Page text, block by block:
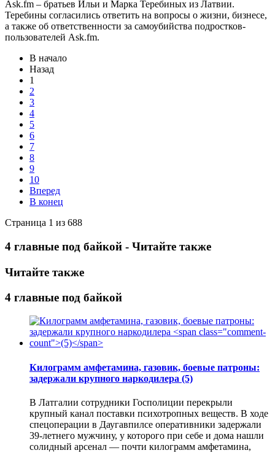
Ask.fm – братьев Ильи и Марка Теребиных из Латвии.
Теребины согласились ответить на вопросы о жизни, бизнесе,
а также об ответственности за самоубийства подростков-
пользователей Ask.fm.
В начало
Назад
1
2
3
4
5
6
7
8
9
10
Вперед
В конец
Страница 1 из 688
4 главные под байкой - Читайте также
Читайте также
4 главные под байкой
Килограмм амфетамина, газовик, боевые патроны:
задержали крупного наркодилера (5)
В Латгалии сотрудники Госполиции перекрыли
крупный канал поставки психотропных веществ. В ходе
спецоперации в Даугавпилсе оперативники задержали
39-летнего мужчину, у которого при себе и дома нашли
солидный арсенал — почти килограмм амфетамина,